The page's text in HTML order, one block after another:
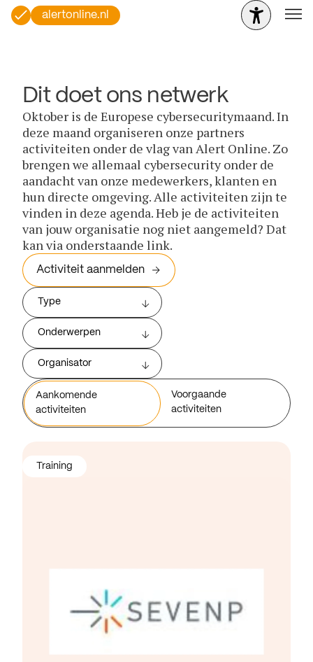
alertonline.nl
Dit doet ons netwerk
Oktober is de Europese cybersecuritymaand. In
deze maand organiseren onze partners
activiteiten onder de vlag van Alert Online. Zo
brengen we allemaal cybersecurity onder de
aandacht van onze medewerkers, klanten en
hun directe omgeving. Alle activiteiten zijn te
vinden in deze agenda. Heb je de activiteiten
van jouw organisatie nog niet aangemeld? Dat
kan via onderstaande link.
Activiteit aanmelden
Type
Onderwerpen
Organisator
Aankomende
activiteiten
Voorgaande
activiteiten
Training